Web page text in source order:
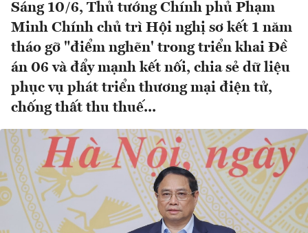
Sáng 10/6, Thủ tướng Chính phủ Phạm
Minh Chính chủ trì Hội nghị sơ kết 1 năm
tháo gỡ "điểm nghẽn' trong triển khai Đề
án 06 và đẩy mạnh kết nối, chia sẻ dữ liệu
phục vụ phát triển thương mại điện tử,
chống thất thu thuế...